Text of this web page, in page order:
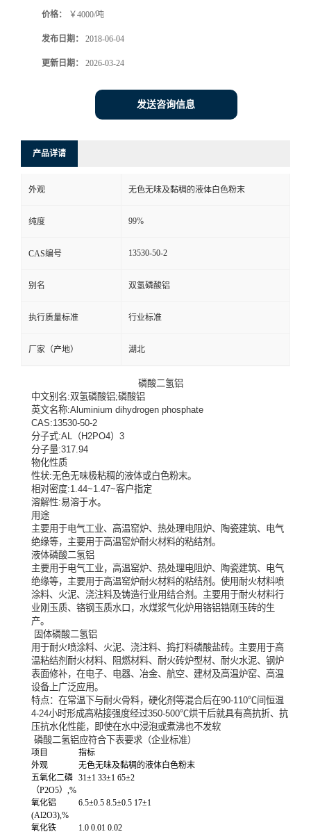
价格： ￥4000/吨
发布日期： 2018-06-04
更新日期： 2026-03-24
发送咨询信息
产品详请
外观 无色无味及黏稠的液体白色粉末
纯度 99%
CAS编号 13530-50-2
别名 双氢磷酸铝
执行质量标准 行业标准
厂家（产地） 湖北
磷酸二氢铝
中文别名:双氢磷酸铝;磷酸铝
英文名称:Aluminium dihydrogen phosphate
CAS:13530-50-2
分子式:AL（H2PO4）3
分子量:317.94
物化性质
性状:无色无味极粘稠的液体或白色粉末。
相对密度:1.44~1.47~客户指定
溶解性:易溶于水。
用途
主要用于电气工业、高温窑炉、热处理电阻炉、陶瓷建筑、电气
绝缘等，主要用于高温窑炉耐火材料的粘结剂。
液体磷酸二氢铝
主要用于电气工业，高温窑炉、热处理电阻炉、陶瓷建筑、电气
绝缘等，主要用于高温窑炉耐火材料的粘结剂。使用耐火材料喷
涂料、火泥、浇注料及铸造行业用结合剂。主要用于耐火材料行
业刚玉质、铬钢玉质水口，水煤浆气化炉用铬铝锆刚玉砖的生
产。
固体磷酸二氢铝
用于耐火喷涂料、火泥、浇注料、捣打料磷酸盐砖。主要用于高
温粘结剂耐火材料、阻燃材料、耐火砖炉型材、耐火水泥、钢炉
表面修补，在电子、电器、冶金、航空、建材及高温炉窑、高温
设备上广泛应用。
特点：在常温下与耐火骨料，硬化剂等混合后在90-110℃间恒温
4-24小时形成高粘接强度经过350-500℃烘干后就具有高抗折、抗
压抗水化性能，即使在水中浸泡或煮沸也不发软
磷酸二氢铝应符合下表要求（企业标准）
项目
指标
外观
无色无味及黏稠的液体白色粉末
五氧化二磷
（P2O5）,%
31±1 33±1 65±2
氧化铝
(Al2O3),%
6.5±0.5 8.5±0.5 17±1
氧化铁
1.0 0.01 0.02